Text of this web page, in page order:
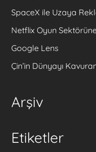
SpaceX ile Uzaya
Netflix Oyun
Google Lens
Çin’in Dünyayı
Arşiv
Etiketler